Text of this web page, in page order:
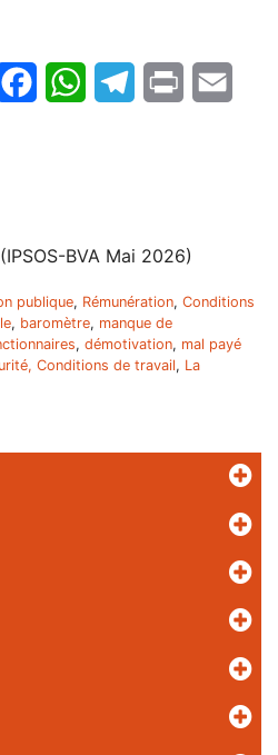
FacebookWhatsAppTelegram
Print
BVA Mai 2026)
publique, Rémunération, Conditions
, baromètre, manque de
, démotivation, mal payé
Conditions de travail, La